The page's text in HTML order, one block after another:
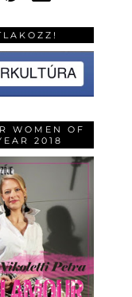
WOMEN OF
2018